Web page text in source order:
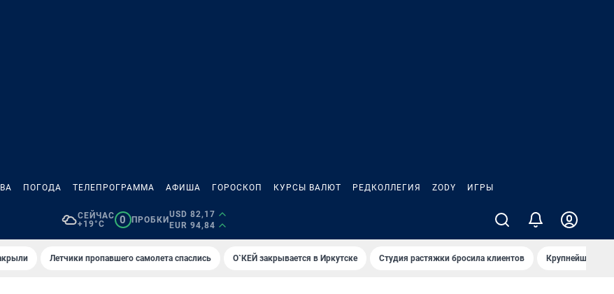
ПОГОДА ТЕЛЕПРОГРАММА АФИША ГОРОСКОП КУРСЫ ВАЛЮТ РЕДКОЛЛЕГИЯ ZODY ИГРЫ
СЕЙЧАС
+19°C
0 ПРОБКИ
USD 82,17
EUR 94,84
Летчики пропавшего самолета спаслись О`КЕЙ закрывается в Иркутске Студия растяжки бросила клиентов Крупнейшие